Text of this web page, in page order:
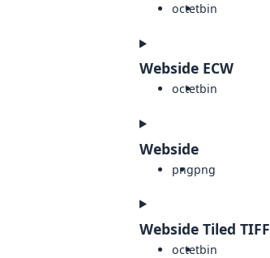
octetbin
Webside ECW
octetbin
Webside
pngpng
Webside Tiled TIFF
octetbin